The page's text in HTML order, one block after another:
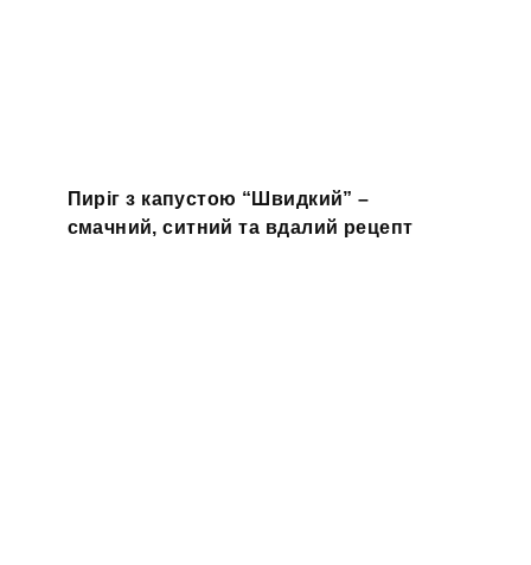
Пиріг з капустою “Швидкий” –
смачний, ситний та вдалий рецепт